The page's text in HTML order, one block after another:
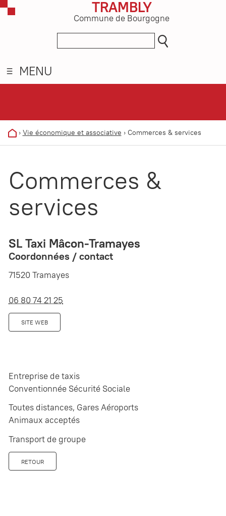
TRAMBLY
Commune de Bourgogne
MENU
› Vie économique et associative › Commerces & services
Commerces &
services
SL Taxi Mâcon-Tramayes
Coordonnées / contact
71520 Tramayes
06 80 74 21 25
SITE WEB
Entreprise de taxis
Conventionnée Sécurité Sociale
Toutes distances, Gares Aéroports
Animaux acceptés
Transport de groupe
RETOUR